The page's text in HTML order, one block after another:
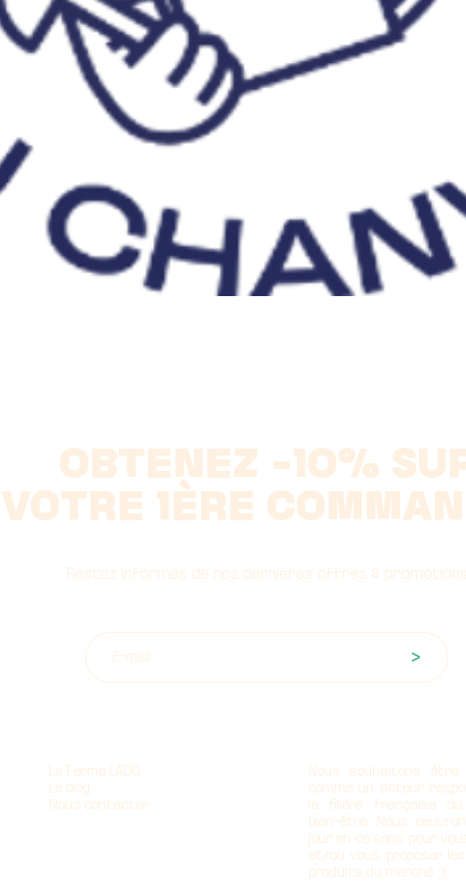
OBTENEZ -10%
VOTRE 1ÈRE
Restez informés de nos dernières offres &
>
La Ferme LADC
Le blog
Nous contacter
Nous souhaitons être
comme un acteur
la filière française du
bien-être. Nous
jour en ce sens pour
et/ou vous proposer
produits du marché :)